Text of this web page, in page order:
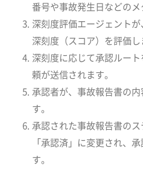
番号や事故発生日などのメ
深刻度評価エージェントが
深刻度（スコア）を評価し
深刻度に応じて承認ルー
頼が送信されます。
承認者が、事故報告書の
す。
承認された事故報告書の
「承認済」に変更され、
す。